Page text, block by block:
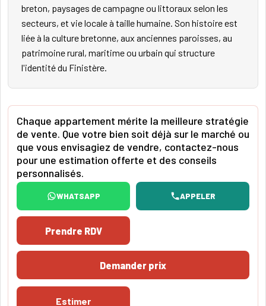
breton, paysages de campagne ou littoraux selon les
secteurs, et vie locale à taille humaine. Son histoire est
liée à la culture bretonne, aux anciennes paroisses, au
patrimoine rural, maritime ou urbain qui structure
l'identité du Finistère.
Chaque appartement mérite la meilleure stratégie
de vente. Que votre bien soit déjà sur le marché ou
que vous envisagiez de vendre, contactez-nous
pour une estimation offerte et des conseils
personnalisés.
WHATSAPP APPELER
Prendre RDV
Demander prix
Estimer